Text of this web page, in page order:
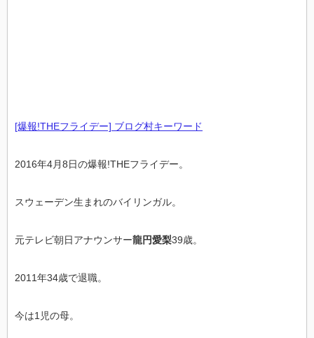
[爆報!THEフライデー] ブログ村キーワード
2016年4月8日の爆報!THEフライデー。
スウェーデン生まれのバイリンガル。
元テレビ朝日アナウンサー龍円愛梨39歳。
2011年34歳で退職。
今は1児の母。